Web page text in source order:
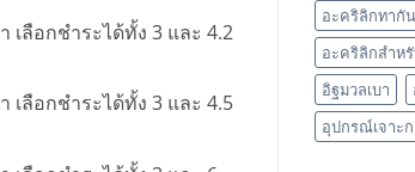
อะคริลิกทากั
อะคริลิกสำห
อิฐมวลเบา
อุปกรณ์เจาะ
ลือกชำระได้ทั้ง 3 และ 4.2
ลือกชำระได้ทั้ง 3 และ 4.5